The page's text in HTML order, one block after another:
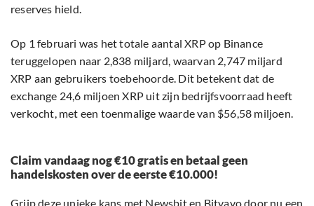
reserves hield.
Op 1 februari was het totale aantal XRP op Binance
teruggelopen naar 2,838 miljard, waarvan 2,747 miljard
XRP aan gebruikers toebehoorde. Dit betekent dat de
exchange 24,6 miljoen XRP uit zijn bedrijfsvoorraad heeft
verkocht, met een toenmalige waarde van $56,58 miljoen.
Claim vandaag nog €10 gratis en betaal geen
handelskosten over de eerste €10.000!
Grijp deze unieke kans met Newsbit en Bitvavo door nu een